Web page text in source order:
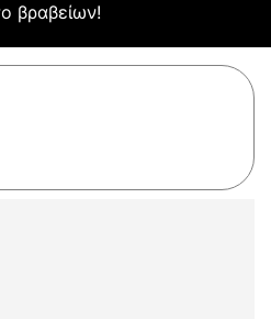
βραβείων!